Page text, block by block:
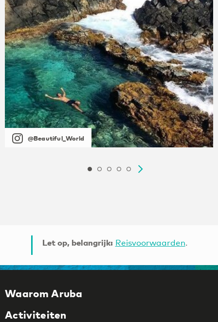
@Beautiful_World
Let op, belangrijk: Reisvoorwaarden.
Waarom Aruba
Activiteiten